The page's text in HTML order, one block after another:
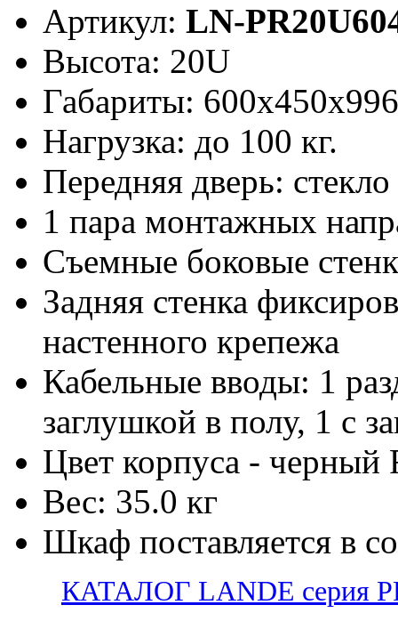
Артикул: LN-
Высота: 20U
Габариты:
Нагрузка: до 100 кг.
Передняя дверь:
1 пара монтажных
Съемные боковые
Задняя стенка
настенного крепежа
Кабельные вводы: 1
заглушкой в полу, 1 с
Цвет корпуса - черный
Вес: 35.0 кг
Шкаф поставляется в
КАТАЛОГ LANDE серия